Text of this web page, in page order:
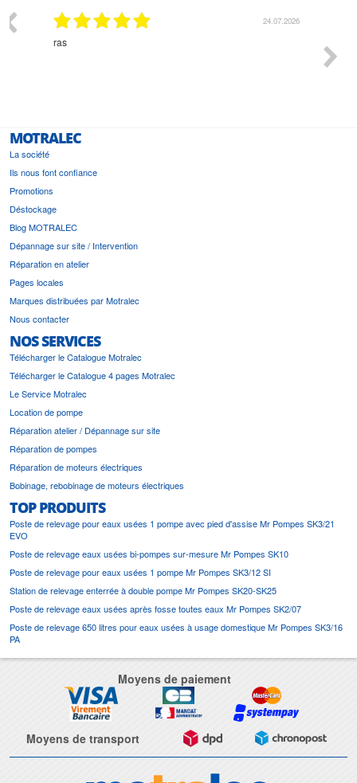
24.07.2026
ras
MOTRALEC
La société
Ils nous font confiance
Promotions
Déstockage
Blog MOTRALEC
Dépannage sur site / Intervention
Réparation en atelier
Pages locales
Marques distribuées par Motralec
Nous contacter
NOS SERVICES
Télécharger le Catalogue Motralec
Télécharger le Catalogue 4 pages Motralec
Le Service Motralec
Location de pompe
Réparation atelier / Dépannage sur site
Réparation de pompes
Réparation de moteurs électriques
Bobinage, rebobinage de moteurs électriques
TOP PRODUITS
Poste de relevage pour eaux usées 1 pompe avec pied d'assise Mr Pompes SK3/21
EVO
Poste de relevage eaux usées bi-pompes sur-mesure Mr Pompes SK10
Poste de relevage pour eaux usées 1 pompe Mr Pompes SK3/12 SI
Station de relevage enterrée à double pompe Mr Pompes SK20-SK25
Poste de relevage eaux usées après fosse toutes eaux Mr Pompes SK2/07
Poste de relevage 650 litres pour eaux usées à usage domestique Mr Pompes SK3/16
PA
Moyens de paiement
Moyens de transport